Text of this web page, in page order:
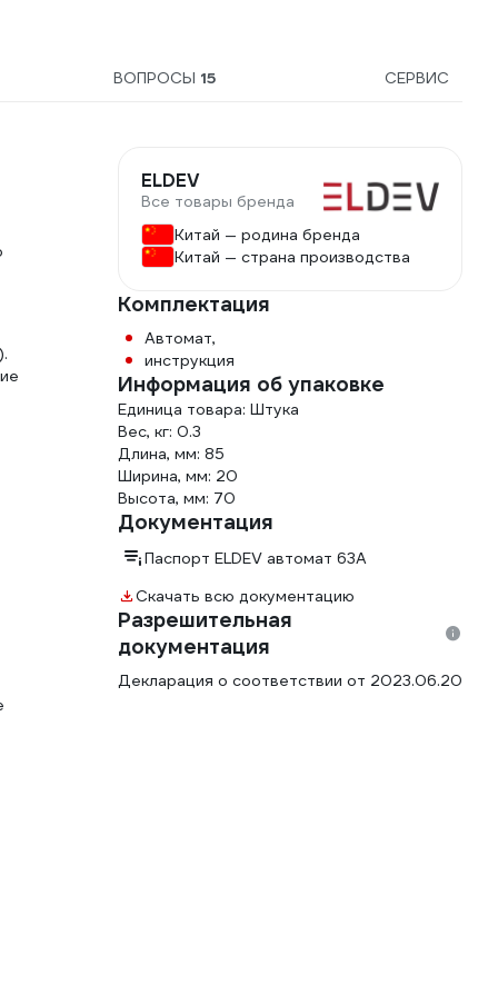
ВОПРОСЫ 15 СЕРВИС
ELDEV
Все товары бренда
Китай — родина бренда
Китай — страна производства
Комплектация
Автомат,
инструкция
Информация об упаковке
Единица товара: Штука
Вес, кг: 0.3
Длина, мм: 85
Ширина, мм: 20
Высота, мм: 70
Документация
Паспорт ELDEV автомат 63А
Скачать всю документацию
Разрешительная
документация
Декларация о соответствии от 2023.06.20